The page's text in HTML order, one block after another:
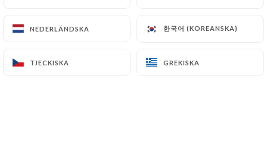
NEDERLÄNDSKA 한국어 (KOREANSKA)
TJECKISKA GREKISKA
NEDERLÄNDSKA 한국어 (KOREANSKA)
TJECKISKA GREKISKA